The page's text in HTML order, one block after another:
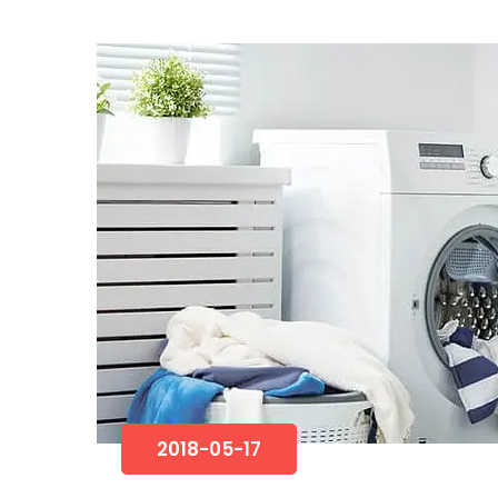
2018-05-17